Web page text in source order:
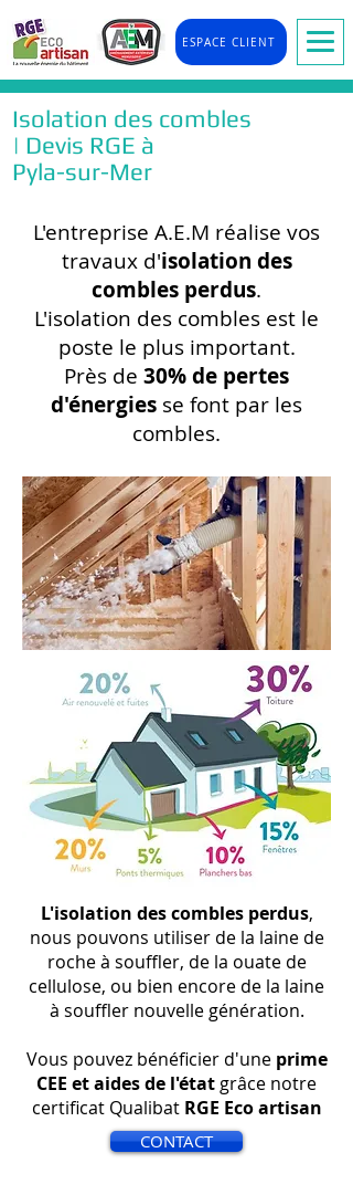
ESPACE CLIENT
Isolation des combles
| Devis RGE à
Pyla-sur-Mer
L'entreprise A.E.M réalise vos
travaux d'isolation des
combles perdus.
L'isolation des combles est le
poste le plus important.
Près de 30% de pertes
d'énergies se font par les
combles.
L'isolation des combles perdus,
nous pouvons utiliser de la laine de
roche à souffler, de la ouate de
cellulose, ou bien encore de la laine
à souffler nouvelle génération.
Vous pouvez bénéficier d'uneprime
CEE et aides de l'état grâce notre
certificat Qualibat RGE Eco artisan
CONTACT